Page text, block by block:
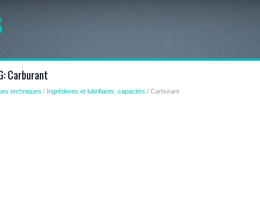
Carburant
techniques / Ingrédients et lubrifiants, capacités / Carburant